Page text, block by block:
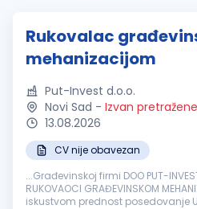
Rukovalac
mehanizacijom
Put-Invest d.o.o.
Novi Sad - Izvan
13.08.2026
CV nije obavezan
...Građevinskoj firmi DOO PUT-
RUKOVAOCI GRAĐEVINSKOM
iskustvom prednost posedovanje